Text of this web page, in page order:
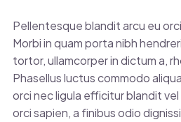
Pellentesque blandit arcu eu
Morbi in quam porta nibh
tortor, ullamcorper in dictum a,
Phasellus luctus commodo
orci nec ligula efficitur blandit
orci sapien, a finibus odio